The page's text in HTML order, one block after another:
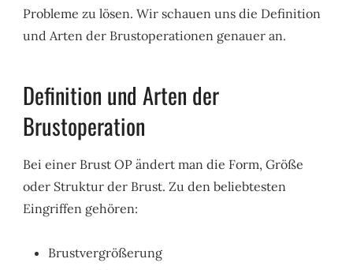
Probleme zu lösen. Wir schauen uns die Definition
und Arten der Brustoperationen genauer an.
Definition und Arten der
Brustoperation
Bei einer Brust OP ändert man die Form, Größe
oder Struktur der Brust. Zu den beliebtesten
Eingriffen gehören:
Brustvergrößerung